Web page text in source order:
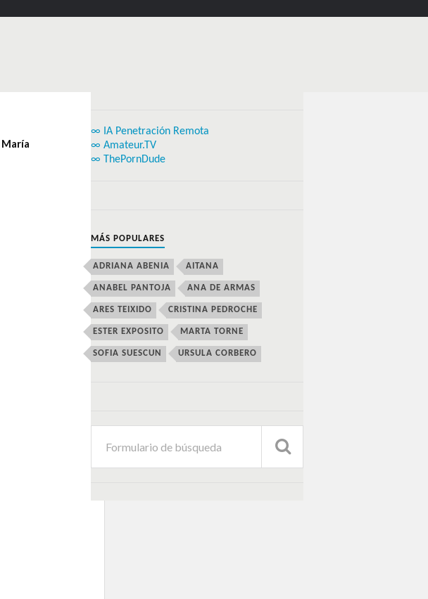
María
∞ IA Penetración Remota
∞ Amateur.TV
∞ ThePornDude
MÁS POPULARES
ADRIANA ABENIA AITANA
ANABEL PANTOJA ANA DE ARMAS
ARES TEIXIDO CRISTINA PEDROCHE
ESTER EXPOSITO MARTA TORNE
SOFIA SUESCUN URSULA CORBERO